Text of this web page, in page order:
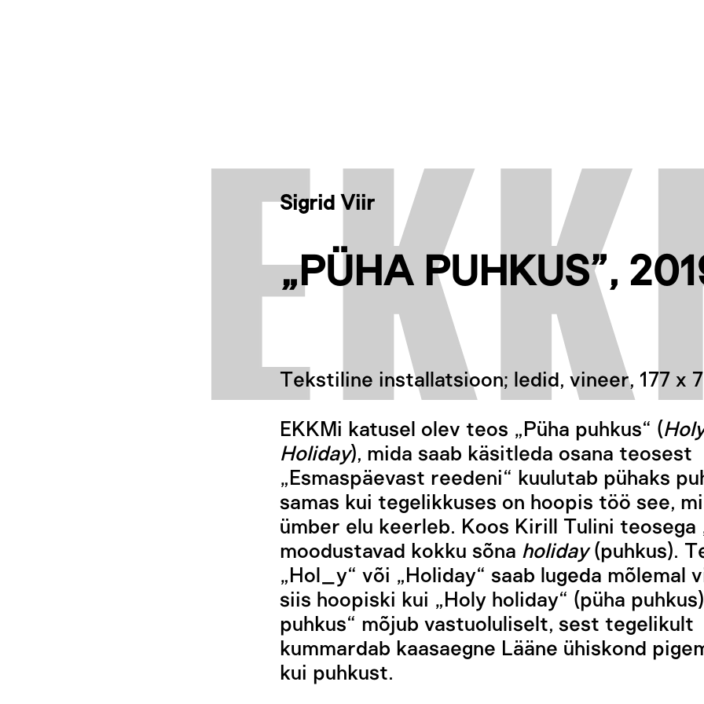
Sigrid Viir
„PÜHA PUHKUS”,
Tekstiline installatsioon; ledid, vineer, 177 x
EKKMi katusel olev teos „Püha puhkus“ (
Holiday), mida saab käsitleda osana teosest
„Esmaspäevast reedeni“ kuulutab pühaks
samas kui tegelikkuses on hoopis töö see,
ümber elu keerleb. Koos Kirill Tulini teosega
moodustavad kokku sõna holiday(puhkus).
„Hol_y“ või „Holiday“ saab lugeda mõlemal
siis hoopiski kui „Holy holiday“ (püha
puhkus“ mõjub vastuoluliselt, sest tegelikult
kummardab kaasaegne Lääne ühiskond
kui puhkust.